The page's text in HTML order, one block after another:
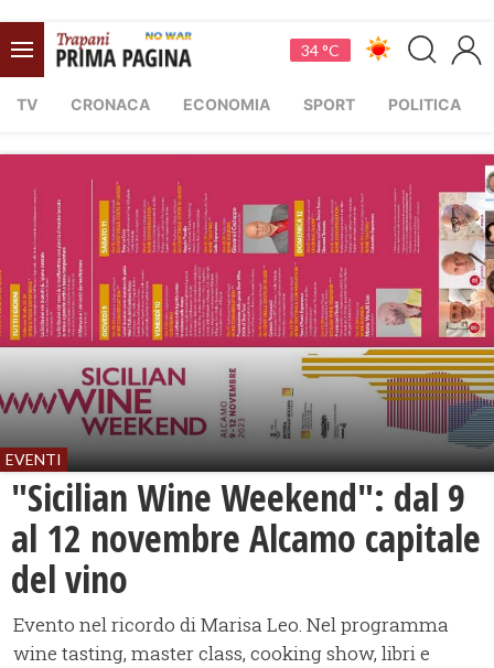
34 °C
TV CRONACA ECONOMIA SPORT POLITICA
EVENTI
"Sicilian Wine Weekend": dal 9
al 12 novembre Alcamo capitale
del vino
Evento nel ricordo di Marisa Leo. Nel programma
wine tasting, master class, cooking show, libri e